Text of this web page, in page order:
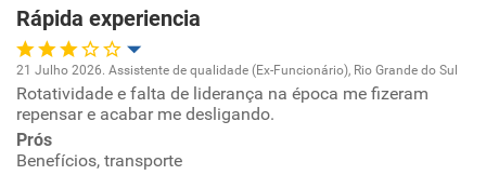
Recomenda esta empresa
Recomenda a diretoria
Rápida experiencia
Oportunidade de promoção
Ambiente de trabalho
21 Julho 2026. Assistente de qualidade (Ex-Funcionário), Rio Grande do Sul
Rotatividade e falta de liderança na época me fizeram
repensar e acabar me desligando.
Prós
Benefícios, transporte